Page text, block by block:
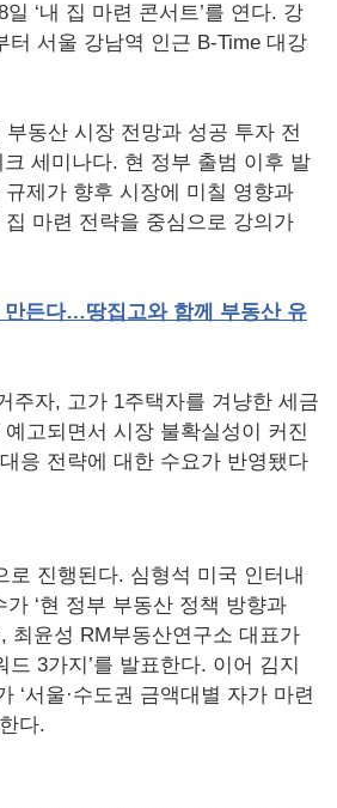
‘내 집 마련 콘서트’를 연다. 강
터 서울 강남역 인근 B-Time 대강
부동산 시장 전망과 성공 투자 전
크 세미나다. 현 정부 출범 이후 발
제가 향후 시장에 미칠 영향과
마련 전략을 중심으로 강의가
만든다…땅집고와 함께 부동산 유
주자, 고가 1주택자를 겨냥한 세금
고되면서 시장 불확실성이 커진
응 전략에 대한 수요가 반영됐다
로 진행된다. 심형석 미국 인터내
‘현 정부 부동산 정책 방향과
최윤성 RM부동산연구소 대표가
드 3가지’를 발표한다. 이어 김지
‘서울·수도권 금액대별 자가 마련
다.